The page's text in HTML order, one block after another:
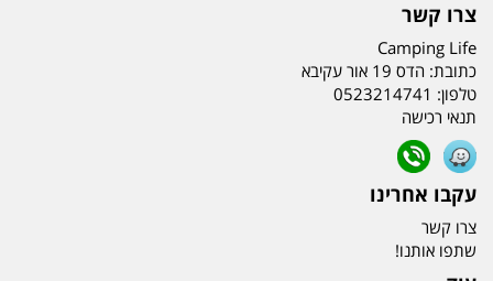
צרו קשר
Camping Life
כתובת: הדס 19 אור עקיבא
טלפון: 0523214741
תנאי רכישה
עקבו אחרינו
צרו קשר
שתפו אותנו!